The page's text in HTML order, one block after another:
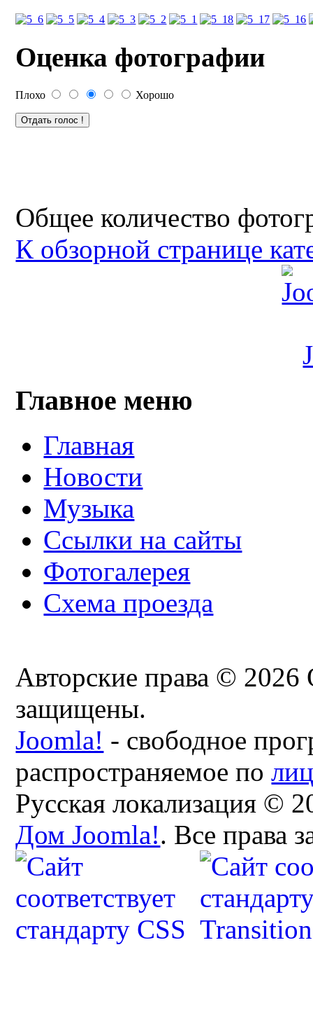
Оценка фотографии
Плохо Хорошо
Общее количество
К обзорной странице
Главное меню
Главная
Новости
Музыка
Ссылки на сайты
Фотогалерея
Схема проезда
Авторские права © 2026
защищены.
Joomla! - свободное
распространяемое по
Русская локализация ©
Дом Joomla!. Все права